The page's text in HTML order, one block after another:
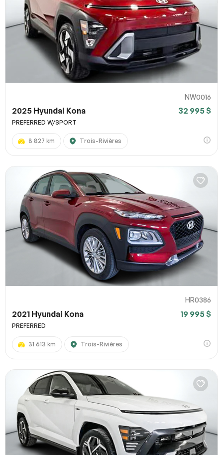
NW0016
2025 Hyundai Kona 32 995 $
PREFERRED W/SPORT
8 827 km Trois-Rivières
HR0386
2021 Hyundai Kona 19 995 $
PREFERRED
31 613 km Trois-Rivières